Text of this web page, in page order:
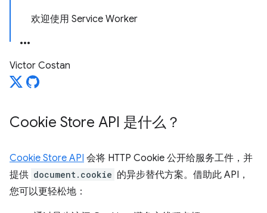
欢迎使用 Service Worker
Victor Costan
Cookie Store API 是什么？
Cookie Store API 会将 HTTP Cookie 公开给服务工件，并
提供 document.cookie 的异步替代方案。借助此 API，
您可以更轻松地：